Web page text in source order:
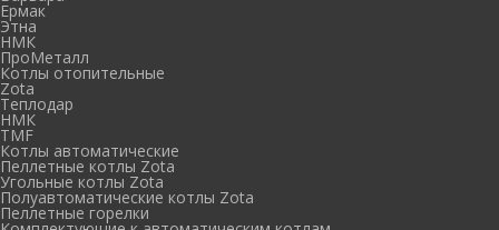
Ермак
Этна
НМК
ПроМеталл
Котлы отопительные
Zota
Теплодар
НМК
TMF
Котлы автоматические
Пеллетные котлы Zota
Угольные котлы Zota
Полуавтоматические котлы Zota
Пеллетные горелки